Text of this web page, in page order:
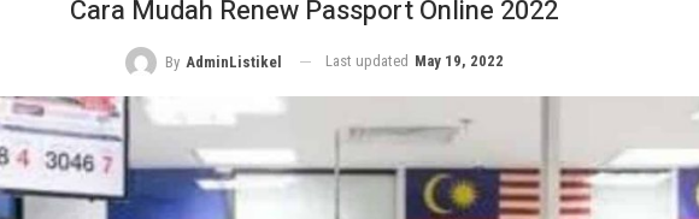
Cara Mudah Renew Passport Online 2022
By AdminListikel Last updated May 19, 2022